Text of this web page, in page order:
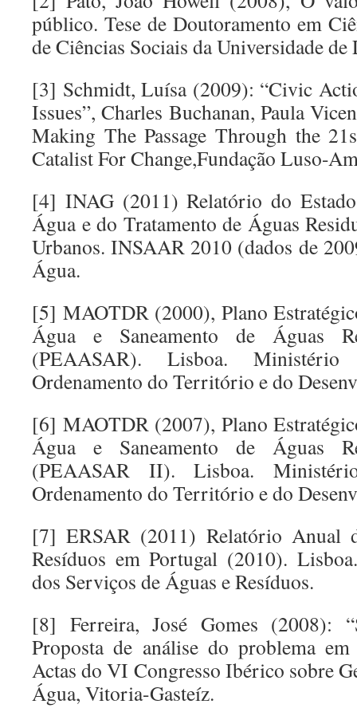
público. Tese de Doutoramento em
de Ciências Sociais da Universidade de
[3] Schmidt, Luísa (2009): “Civic
Issues”, Charles Buchanan, Paula
Making The Passage Through the
Catalist For Change,Fundação Luso-
[4] INAG (2011) Relatório do
Água e do Tratamento de Águas
Urbanos. INSAAR 2010 (dados de
Água.
[5] MAOTDR (2000), Plano
Água e Saneamento de Águas
(PEAASAR). Lisboa.
Ordenamento do Território e do
[6] MAOTDR (2007), Plano
Água e Saneamento de Águas
(PEAASAR II). Lisboa.
Ordenamento do Território e do
[7] ERSAR (2011) Relatório Anual
Resíduos em Portugal (2010).
dos Serviços de Águas e Resíduos.
[8] Ferreira, José Gomes (2008):
Proposta de análise do problema
Actas do VI Congresso Ibérico sobre
Água, Vitoria-Gasteíz.